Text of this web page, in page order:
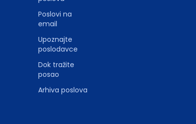
Poslovi na
email
Upoznajte
poslodavce
Dok tražite
posao
Arhiva poslova